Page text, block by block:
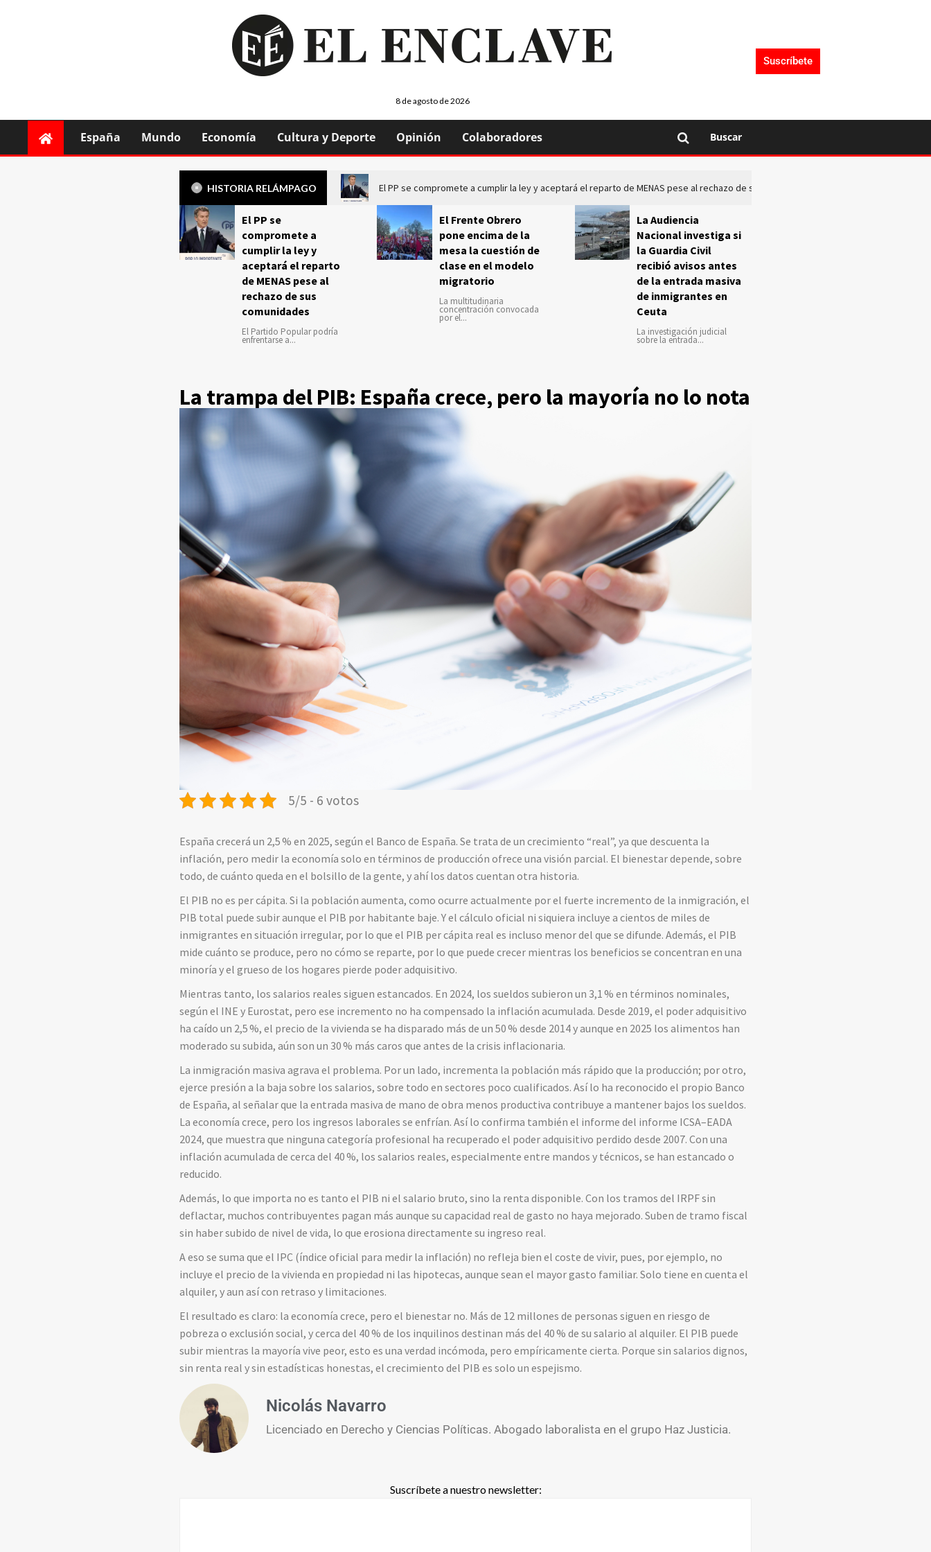
8 de agosto de 2026
Suscríbete
España Mundo Economía Cultura y Deporte Opinión Colaboradores Buscar
HISTORIA RELÁMPAGO El PP se compromete a cumplir la ley y aceptará el reparto de MENAS pese al rechazo de sus comunidades
El PP se
compromete a
cumplir la ley y
aceptará el reparto
de MENAS pese al
rechazo de sus
comunidades
El Partido Popular podría
enfrentarse a...
El Frente Obrero
pone encima de la
mesa la cuestión de
clase en el modelo
migratorio
La multitudinaria
concentración convocada
por el...
La Audiencia
Nacional investiga si
la Guardia Civil
recibió avisos antes
de la entrada masiva
de inmigrantes en
Ceuta
La investigación judicial
sobre la entrada...
La trampa del PIB: España crece, pero la mayoría no lo nota
5/5 - 6 votos
España crecerá un 2,5% en 2025, según el Banco de España. Se trata de un crecimiento “real”, ya que descuenta la
inflación, pero medir la economía solo en términos de producción ofrece una visión parcial. El bienestar depende, sobre
todo, de cuánto queda en el bolsillo de la gente, y ahí los datos cuentan otra historia.
El PIB no es per cápita. Si la población aumenta, como ocurre actualmente por el fuerte incremento de la inmigración, el
PIB total puede subir aunque el PIB por habitante baje. Y el cálculo oficial ni siquiera incluye a cientos de miles de
inmigrantes en situación irregular, por lo que el PIB per cápita real es incluso menor del que se difunde. Además, el PIB
mide cuánto se produce, pero no cómo se reparte, por lo que puede crecer mientras los beneficios se concentran en una
minoría y el grueso de los hogares pierde poder adquisitivo.
Mientras tanto, los salarios reales siguen estancados. En 2024, los sueldos subieron un 3,1% en términos nominales,
según el INE y Eurostat, pero ese incremento no ha compensado la inflación acumulada. Desde 2019, el poder adquisitivo
ha caído un 2,5%, el precio de la vivienda se ha disparado más de un 50% desde 2014 y aunque en 2025 los alimentos han
moderado su subida, aún son un 30% más caros que antes de la crisis inflacionaria.
La inmigración masiva agrava el problema. Por un lado, incrementa la población más rápido que la producción; por otro,
ejerce presión a la baja sobre los salarios, sobre todo en sectores poco cualificados. Así lo ha reconocido el propio Banco
de España, al señalar que la entrada masiva de mano de obra menos productiva contribuye a mantener bajos los sueldos.
La economía crece, pero los ingresos laborales se enfrían. Así lo confirma también el informe del informe ICSA–EADA
2024, que muestra que ninguna categoría profesional ha recuperado el poder adquisitivo perdido desde 2007. Con una
inflación acumulada de cerca del 40%, los salarios reales, especialmente entre mandos y técnicos, se han estancado o
reducido.
Además, lo que importa no es tanto el PIB ni el salario bruto, sino la renta disponible. Con los tramos del IRPF sin
deflactar, muchos contribuyentes pagan más aunque su capacidad real de gasto no haya mejorado. Suben de tramo fiscal
sin haber subido de nivel de vida, lo que erosiona directamente su ingreso real.
A eso se suma que el IPC (índice oficial para medir la inflación) no refleja bien el coste de vivir, pues, por ejemplo, no
incluye el precio de la vivienda en propiedad ni las hipotecas, aunque sean el mayor gasto familiar. Solo tiene en cuenta el
alquiler, y aun así con retraso y limitaciones.
El resultado es claro: la economía crece, pero el bienestar no. Más de 12 millones de personas siguen en riesgo de
pobreza o exclusión social, y cerca del 40% de los inquilinos destinan más del 40% de su salario al alquiler. El PIB puede
subir mientras la mayoría vive peor, esto es una verdad incómoda, pero empíricamente cierta. Porque sin salarios dignos,
sin renta real y sin estadísticas honestas, el crecimiento del PIB es solo un espejismo.
Nicolás Navarro
Licenciado en Derecho y Ciencias Políticas. Abogado laboralista en el grupo Haz Justicia.
Suscríbete a nuestro newsletter: